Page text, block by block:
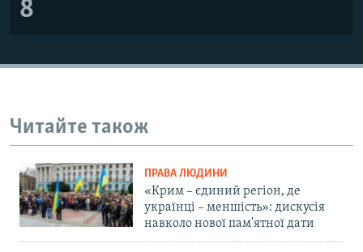
8
Читайте також
ПРАВА ЛЮДИНИ
«Крим – єдиний регіон, де
українці – меншість»: дискусія
навколо нової пам'ятної дати